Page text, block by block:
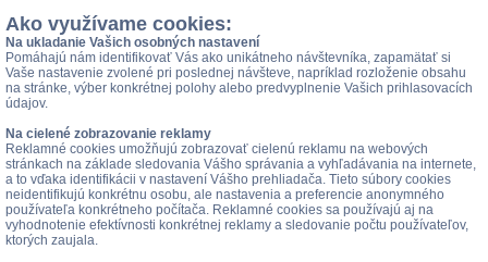
Ako využívame cookies:
Na ukladanie Vašich osobných nastavení
Pomáhajú nám identifikovať Vás ako unikátneho návštevníka, zapamätať si
Vaše nastavenie zvolené pri poslednej návšteve, napríklad rozloženie obsahu
na stránke, výber konkrétnej polohy alebo predvyplnenie Vašich prihlasovacích
údajov.
Na cielené zobrazovanie reklamy
Reklamné cookies umožňujú zobrazovať cielenú reklamu na webových
stránkach na základe sledovania Vášho správania a vyhľadávania na internete,
a to vďaka identifikácii v nastavení Vášho prehliadača. Tieto súbory cookies
neidentifikujú konkrétnu osobu, ale nastavenia a preferencie anonymného
používateľa konkrétneho počítača. Reklamné cookies sa používajú aj na
vyhodnotenie efektívnosti konkrétnej reklamy a sledovanie počtu používateľov,
ktorých zaujala.